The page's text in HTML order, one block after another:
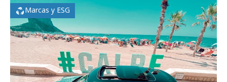
Marcas y ESG